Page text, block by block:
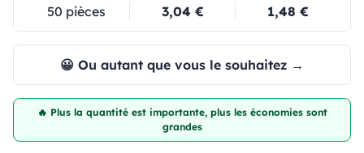
50 pièces 3,04 € 1,48 €
😀 Ou autant que vous le souhaitez →
🔥 Plus la quantité est importante, plus les économies sont
grandes